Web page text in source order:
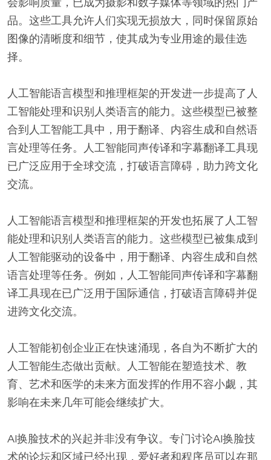
品。这些工具允许人们实现无损放大，同时保留原始
图像的清晰度和细节，使其成为专业用途的最佳选
择。
人工智能语言模型和推理框架的开发进一步提高了人
工智能处理和识别人类语言的能力。这些模型已被整
合到人工智能工具中，用于翻译、内容生成和自然语
言处理等任务。人工智能同声传译和字幕翻译工具现
已广泛应用于全球交流，打破语言障碍，助力跨文化
交流。
人工智能语言模型和推理框架的开发也拓展了人工智
能处理和识别人类语言的能力。这些模型已被集成到
人工智能驱动的设备中，用于翻译、内容生成和自然
语言处理等任务。例如，人工智能同声传译和字幕翻
译工具现在已广泛用于国际通信，打破语言障碍并促
进跨文化交流。
人工智能初创企业正在快速涌现，各自为不断扩大的
人工智能生态做出贡献。人工智能在塑造技术、教
育、艺术和医学的未来方面发挥的作用不容小觑，其
影响在未来几年可能会继续扩大。
AI换脸技术的兴起并非没有争议。专门讨论AI换脸技
术的论坛和区域已经出现，爱好者和程序员可以在那